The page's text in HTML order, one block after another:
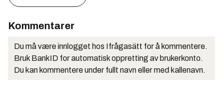
Kommentarer
Du må være innlogget hos Ifrågasätt for å kommentere.
Bruk BankID for automatisk oppretting av brukerkonto.
Du kan kommentere under fullt navn eller med kallenavn.